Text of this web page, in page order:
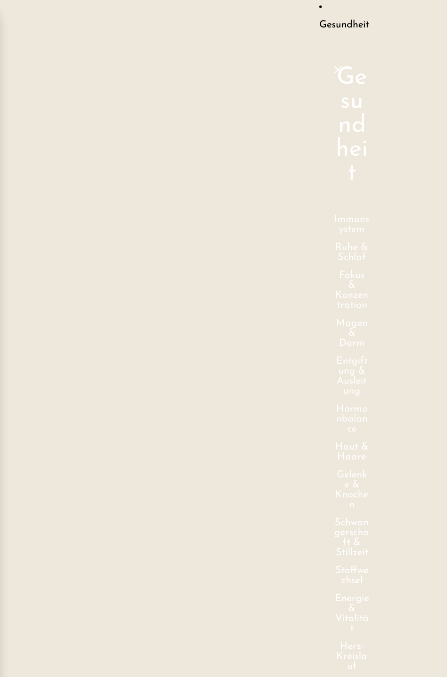
Gesundheit
Ge
su
nd
hei
t
Immuns
ystem
Ruhe &
Schlaf
Fokus
&
Konzen
tration
Magen
&
Darm
Entgift
ung &
Ausleit
ung
Hormo
nbalan
ce
Haut &
Haare
Gelenk
e &
Knoche
n
Schwan
gerscha
ft &
Stillzeit
Stoffwe
chsel
Energie
&
Vitalitä
t
Herz-
Kreisla
uf